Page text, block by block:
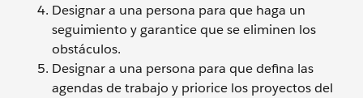
Designar a una persona para que haga un
seguimiento y garantice que se eliminen los
obstáculos.
Designar a una persona para que defina las
agendas de trabajo y priorice los proyectos del